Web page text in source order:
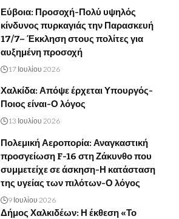
Εύβοια: Προσοχή-Πολύ υψηλός
κίνδυνος πυρκαγιάς την Παρασκευή
17/7– Έκκληση στους πολίτες για
αυξημένη προσοχή
17 Ιουλίου 2026
Χαλκίδα: Απόψε έρχεται Υπουργός-
Ποιος είναι-Ο λόγος
13 Ιουλίου 2026
Πολεμική Αεροπορία: Αναγκαστική
προσγείωση F-16 στη Ζάκυνθο που
συμμετείχε σε άσκηση-Η κατάσταση
της υγείας των πιλότων-Ο λόγος
9 Ιουλίου 2026
Δήμος Χαλκιδέων: Η έκθεση «Το